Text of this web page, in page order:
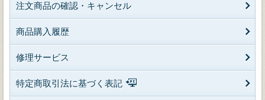
注文商品の確認・キャンセル
商品購入履歴
修理サービス
特定商取引法に基づく表記